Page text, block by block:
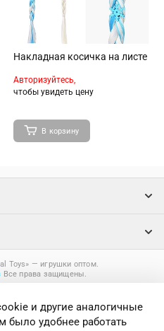
Накладная косичка на листе
Авторизуйтесь,
чтобы увидеть цену
В корзину
Toys» ― игрушки оптом.
Все права защищены.
и другие аналогичные
было удобнее работать